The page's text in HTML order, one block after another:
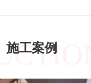
施工案例